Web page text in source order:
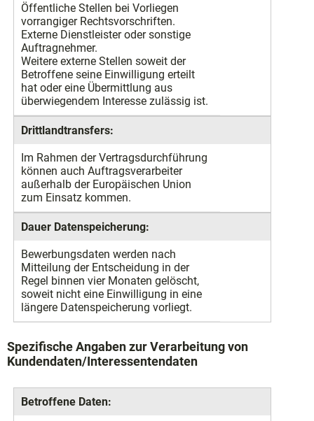
Öffentliche Stellen bei Vorliegen
vorrangiger Rechtsvorschriften.
Externe Dienstleister oder sonstige
Auftragnehmer.
Weitere externe Stellen soweit der
Betroffene seine Einwilligung erteilt
hat oder eine Übermittlung aus
überwiegendem Interesse zulässig ist.
Drittlandtransfers:
Im Rahmen der Vertragsdurchführung
können auch Auftragsverarbeiter
außerhalb der Europäischen Union
zum Einsatz kommen.
Dauer Datenspeicherung:
Bewerbungsdaten werden nach
Mitteilung der Entscheidung in der
Regel binnen vier Monaten gelöscht,
soweit nicht eine Einwilligung in eine
längere Datenspeicherung vorliegt.
Spezifische Angaben zur Verarbeitung von
Kundendaten/Interessentendaten
Betroffene Daten: